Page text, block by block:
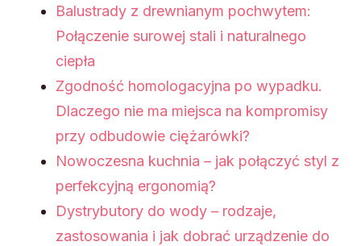
Balustrady z drewnianym pochwytem:
Połączenie surowej stali i naturalnego
ciepła
Zgodność homologacyjna po wypadku.
Dlaczego nie ma miejsca na kompromisy
przy odbudowie ciężarówki?
Nowoczesna kuchnia – jak połączyć styl z
perfekcyjną ergonomią?
Dystrybutory do wody – rodzaje,
zastosowania i jak dobrać urządzenie do